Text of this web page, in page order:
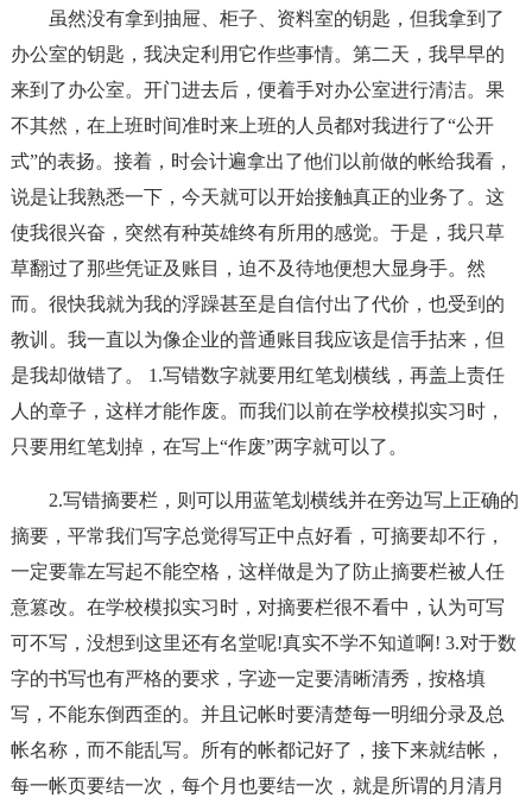
虽然没有拿到抽屉、柜子、资料室的钥匙，但我拿到了
办公室的钥匙，我决定利用它作些事情。第二天，我早早的
来到了办公室。开门进去后，便着手对办公室进行清洁。果
不其然，在上班时间准时来上班的人员都对我进行了“公开
式”的表扬。接着，时会计遍拿出了他们以前做的帐给我看，
说是让我熟悉一下，今天就可以开始接触真正的业务了。这
使我很兴奋，突然有种英雄终有所用的感觉。于是，我只草
草翻过了那些凭证及账目，迫不及待地便想大显身手。然
而。很快我就为我的浮躁甚至是自信付出了代价，也受到的
教训。我一直以为像企业的普通账目我应该是信手拈来，但
是我却做错了。 1.写错数字就要用红笔划横线，再盖上责任
人的章子，这样才能作废。而我们以前在学校模拟实习时，
只要用红笔划掉，在写上“作废”两字就可以了。
2.写错摘要栏，则可以用蓝笔划横线并在旁边写上正确的
摘要，平常我们写字总觉得写正中点好看，可摘要却不行，
一定要靠左写起不能空格，这样做是为了防止摘要栏被人任
意篡改。在学校模拟实习时，对摘要栏很不看中，认为可写
可不写，没想到这里还有名堂呢!真实不学不知道啊! 3.对于数
字的书写也有严格的要求，字迹一定要清晰清秀，按格填
写，不能东倒西歪的。并且记帐时要清楚每一明细分录及总
帐名称，而不能乱写。所有的帐都记好了，接下来就结帐，
每一帐页要结一次，每个月也要结一次，就是所谓的月清月